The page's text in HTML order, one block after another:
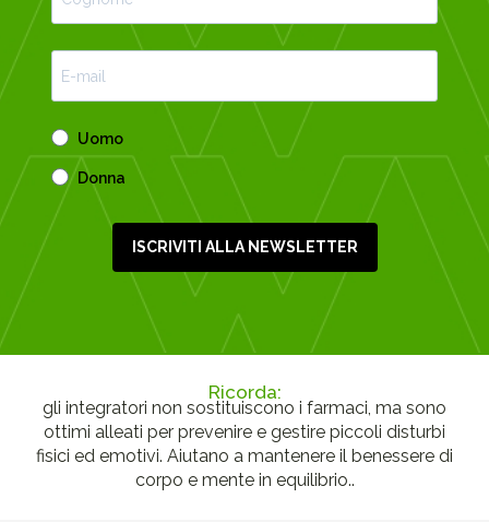
Uomo
Donna
ISCRIVITI ALLA NEWSLETTER
Ricorda:
gli integratori non sostituiscono i farmaci, ma sono
ottimi alleati per prevenire e gestire piccoli disturbi
fisici ed emotivi. Aiutano a mantenere il benessere di
corpo e mente in equilibrio..